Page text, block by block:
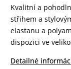
Kvalitní a
střihem a
elastanu a
dispozici ve
Detailné